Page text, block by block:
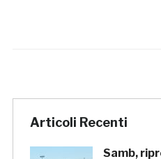
Articoli Recenti
Samb,